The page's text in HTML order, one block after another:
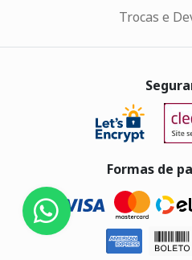
Trocas e
Formas de